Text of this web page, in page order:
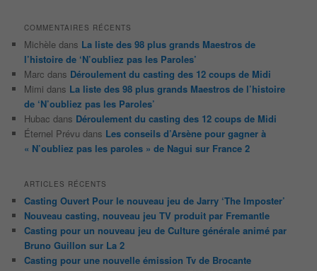
COMMENTAIRES RÉCENTS
Michèle dans La liste des 98 plus grands Maestros de
l’histoire de ‘N’oubliez pas les Paroles’
Marc dans Déroulement du casting des 12 coups de Midi
Mimi dans La liste des 98 plus grands Maestros de l’histoire
de ‘N’oubliez pas les Paroles’
Hubac dans Déroulement du casting des 12 coups de Midi
Éternel Prévu dans Les conseils d’Arsène pour gagner à
« N’oubliez pas les paroles » de Nagui sur France 2
ARTICLES RÉCENTS
Casting Ouvert Pour le nouveau jeu de Jarry ‘The Imposter’
Nouveau casting, nouveau jeu TV produit par Fremantle
Casting pour un nouveau jeu de Culture générale animé par
Bruno Guillon sur La 2
Casting pour une nouvelle émission Tv de Brocante